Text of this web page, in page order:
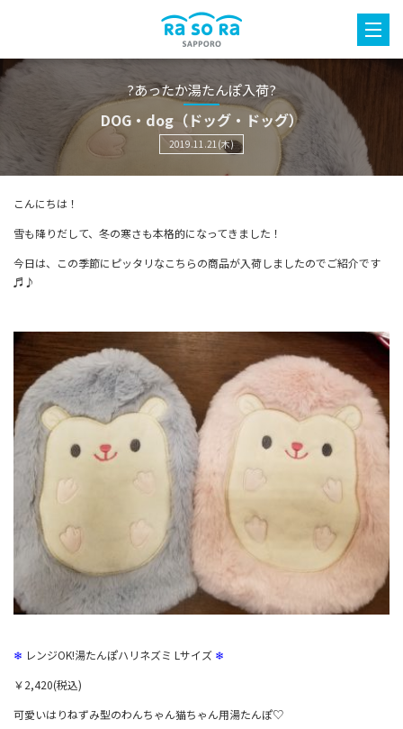
?あったか湯たんぽ入荷?
DOG・dog（ドッグ・ドッグ）
2019.11.21(木)
こんにちは！
雪も降りだして、冬の寒さも本格的になってきました！
今日は、この季節にピッタリなこちらの商品が入荷しましたのでご紹介です
♬♪
❄ レンジOK!湯たんぽハリネズミ Lサイズ ❄
￥2,420(税込)
可愛いはりねずみ型のわんちゃん猫ちゃん用湯たんぽ♡